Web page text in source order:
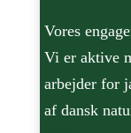
Vores
Vi er aktive
arbejder for
af dansk